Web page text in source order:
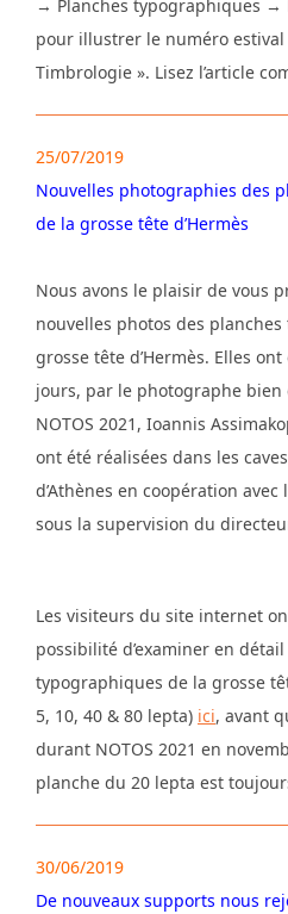
→ Planches typographiques →
pour illustrer le numéro estival
Timbrologie ». Lisez l’article
25/07/2019
Nouvelles photographies des
de la grosse tête d’Hermès
Nous avons le plaisir de vous
nouvelles photos des
grosse tête d’Hermès. Elles
jours, par le photographe
NOTOS 2021, Ioannis
ont été réalisées dans les
d’Athènes en coopération
sous la supervision du
Les visiteurs du site internet
possibilité d’examiner en
typographiques de la grosse
5, 10, 40 & 80 lepta) ici, avant
durant NOTOS 2021 en
planche du 20 lepta est
30/06/2019
De nouveaux supports nous